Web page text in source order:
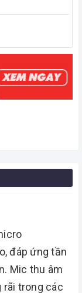
đáp ứng tần
Mic thu âm
rãi trong các